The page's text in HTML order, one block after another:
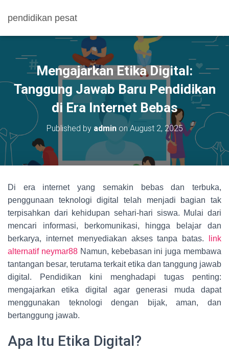
pendidikan pesat
Mengajarkan Etika Digital:
Tanggung Jawab Baru Pendidikan
di Era Internet Bebas
Published by adminon August 2, 2025
Di era internet yang semakin bebas dan terbuka,
penggunaan teknologi digital telah menjadi bagian tak
terpisahkan dari kehidupan sehari-hari siswa. Mulai dari
mencari informasi, berkomunikasi, hingga belajar dan
berkarya, internet menyediakan akses tanpa batas.
link
alternatif neymar88Namun, kebebasan ini juga membawa
tantangan besar, terutama terkait etika dan tanggung jawab
digital. Pendidikan kini menghadapi tugas penting:
mengajarkan etika digital agar generasi muda dapat
menggunakan teknologi dengan bijak, aman, dan
bertanggung jawab.
Apa Itu Etika Digital?